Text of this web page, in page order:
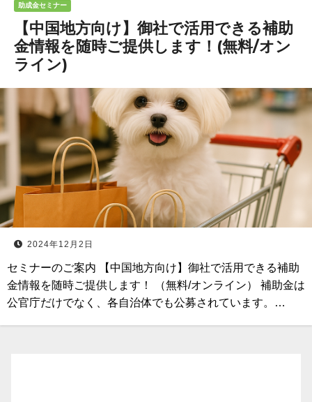
助成金セミナー
【中国地方向け】御社で活用できる補助
金情報を随時ご提供します！(無料/オン
ライン)
2024年12月2日
セミナーのご案内 【中国地方向け】御社で活用できる補助
金情報を随時ご提供します！ （無料/オンライン） 補助金は
公官庁だけでなく、各自治体でも公募されています。…